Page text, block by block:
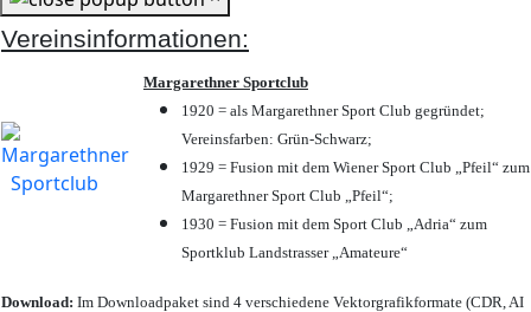
Vereinsinformationen:
Margarethner Sportclub
1920 = als Margarethner Sport Club gegründet;
Vereinsfarben: Grün-Schwarz;
1929 = Fusion mit dem Wiener Sport Club „Pfeil“ zum
Margarethner Sport Club „Pfeil“;
1930 = Fusion mit dem Sport Club „Adria“ zum
Sportklub Landstrasser „Amateure“
Download: Im Downloadpaket sind 4 verschiedene Vektorgrafikformate (CDR, AI